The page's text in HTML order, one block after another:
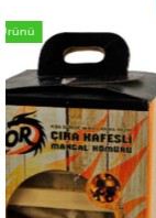
İndirim
%8İndirim
Fırsat Ürünü